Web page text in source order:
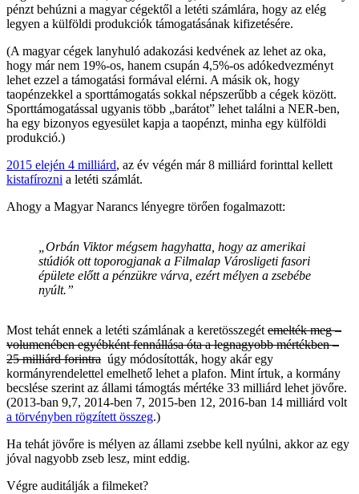
pénzt behúzni a magyar cégektől a letéti számlára, hogy az elég
legyen a külföldi produkciók támogatásának kifizetésére.
(A magyar cégek lanyhuló adakozási kedvének az lehet az oka,
hogy már nem 19%-os, hanem csupán 4,5%-os adókedvezményt
lehet ezzel a támogatási formával elérni. A másik ok, hogy
taopénzekkel a sporttámogatás sokkal népszerűbb a cégek között.
Sporttámogatással ugyanis több „barátot” lehet találni a NER-ben,
ha egy bizonyos egyesület kapja a taopénzt, minha egy külföldi
produkció.)
2015 elején 4 milliárd, az év végén már 8 milliárd forinttal kellett
kistafírozni a letéti számlát.
Ahogy a Magyar Narancs lényegre törően fogalmazott:
„Orbán Viktor mégsem hagyhatta, hogy az amerikai
stúdiók ott toporogjanak a Filmalap Városligeti fasori
épülete előtt a pénzükre várva, ezért mélyen a zsebébe
nyúlt.”
Most tehát ennek a letéti számlának a keretösszegét emelték meg –
volumenében egyébként fennállása óta a legnagyobb mértékben –
25 milliárd forintra úgy módosították, hogy akár egy
kormányrendelettel emelhető lehet a plafon. Mint írtuk, a kormány
becslése szerint az állami támogtás mértéke 33 milliárd lehet jövőre.
(2013-ban 9,7, 2014-ben 7, 2015-ben 12, 2016-ban 14 milliárd volt
a törvényben rögzített összeg.)
Ha tehát jövőre is mélyen az állami zsebbe kell nyúlni, akkor az egy
jóval nagyobb zseb lesz, mint eddig.
Végre auditálják a filmeket?